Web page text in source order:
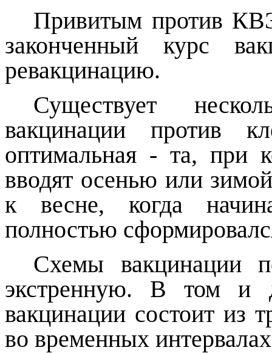
Привитым против
законченный курс
ревакцинацию.
Существует
вакцинации против
оптимальная - та, при
вводят осенью или
к весне, когда
полностью
Схемы вакцинации
экстренную. В том и
вакцинации состоит из
во временных